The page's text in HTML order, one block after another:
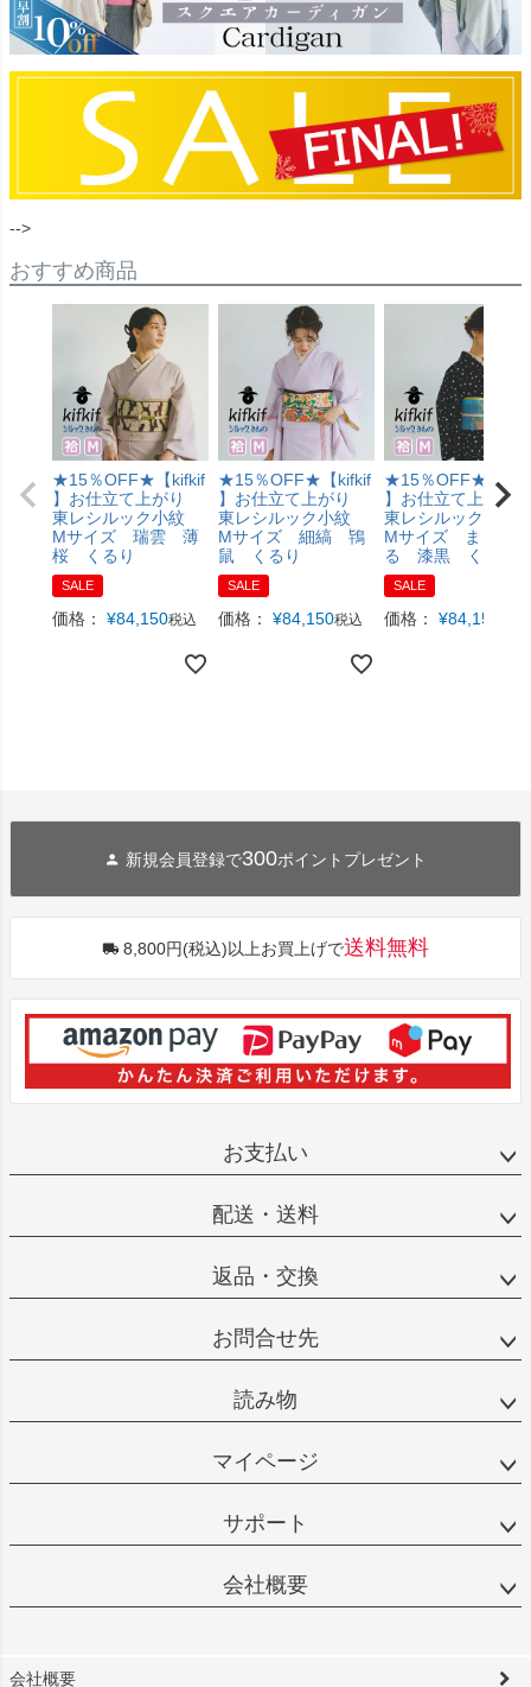
-->
おすすめ商品
★15％OFF★【kifkif
】お仕立て上がり
東レシルック小紋
Mサイズ 瑞雲 薄
桜 くるり
SALE
価格： ¥84,150税込
★15％OFF★【kifkif
】お仕立て上がり
東レシルック小紋
Mサイズ 細縞 鴇
鼠 くるり
SALE
価格： ¥84,150税込
★15％OFF★【
】お仕立て上が
東レシルック小
Mサイズ まるま
る 漆黒 くるり
SALE
価格： ¥84,150
新規会員登録で300ポイントプレゼント
8,800円(税込)以上お買上げで送料無料
お支払い
配送・送料
返品・交換
お問合せ先
読み物
マイページ
サポート
会社概要
会社概要